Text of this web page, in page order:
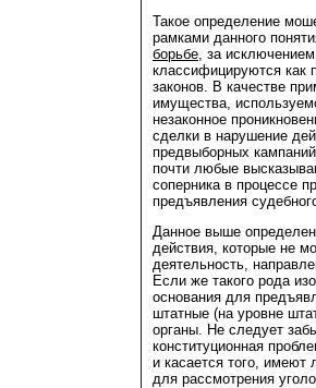
Такое определение
рамками данного
борьбе, за
классифицируются как
законов. В качестве
имущества,
незаконное
сделки в нарушение
предвыборных
почти любые
соперника в процессе
предъявления
Данное выше
действия, которые не
деятельность,
Если же такого рода
основания для
штатные (на уровне
органы. Не следует
конституционная
и касается того,
для рассмотрения